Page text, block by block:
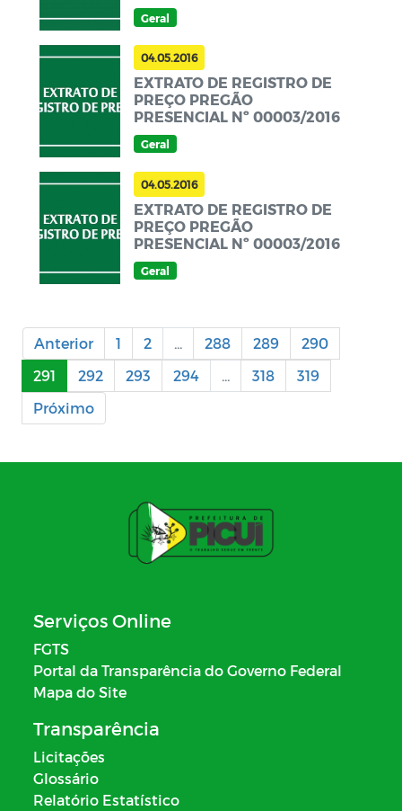
Geral
04.05.2016
EXTRATO DE REGISTRO DE
PREÇO PREGÃO
PRESENCIAL Nº 00003/2016
Geral
04.05.2016
EXTRATO DE REGISTRO DE
PREÇO PREGÃO
PRESENCIAL Nº 00003/2016
Geral
Anterior 1 2 288 289
290
291
292 293 294 318
319
Próximo
Serviços Online
FGTS
Portal da Transparência do Governo Federal
Mapa do Site
Transparência
Licitações
Glossário
Relatório Estatístico